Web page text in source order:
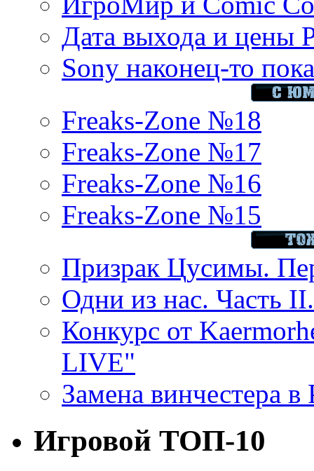
Дата выхода и цены
Sony наконец-то
Freaks-Zone №18
Freaks-Zone №17
Freaks-Zone №16
Freaks-Zone №15
Призрак Цусимы.
Одни из нас. Часть
Конкурс от
LIVE"
Замена винчестера
Игровой ТОП-10